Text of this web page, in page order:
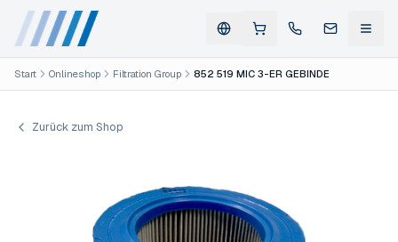
Start Onlineshop Filtration Group 852 519 MIC 3-ER GEBINDE
Zurück zum Shop